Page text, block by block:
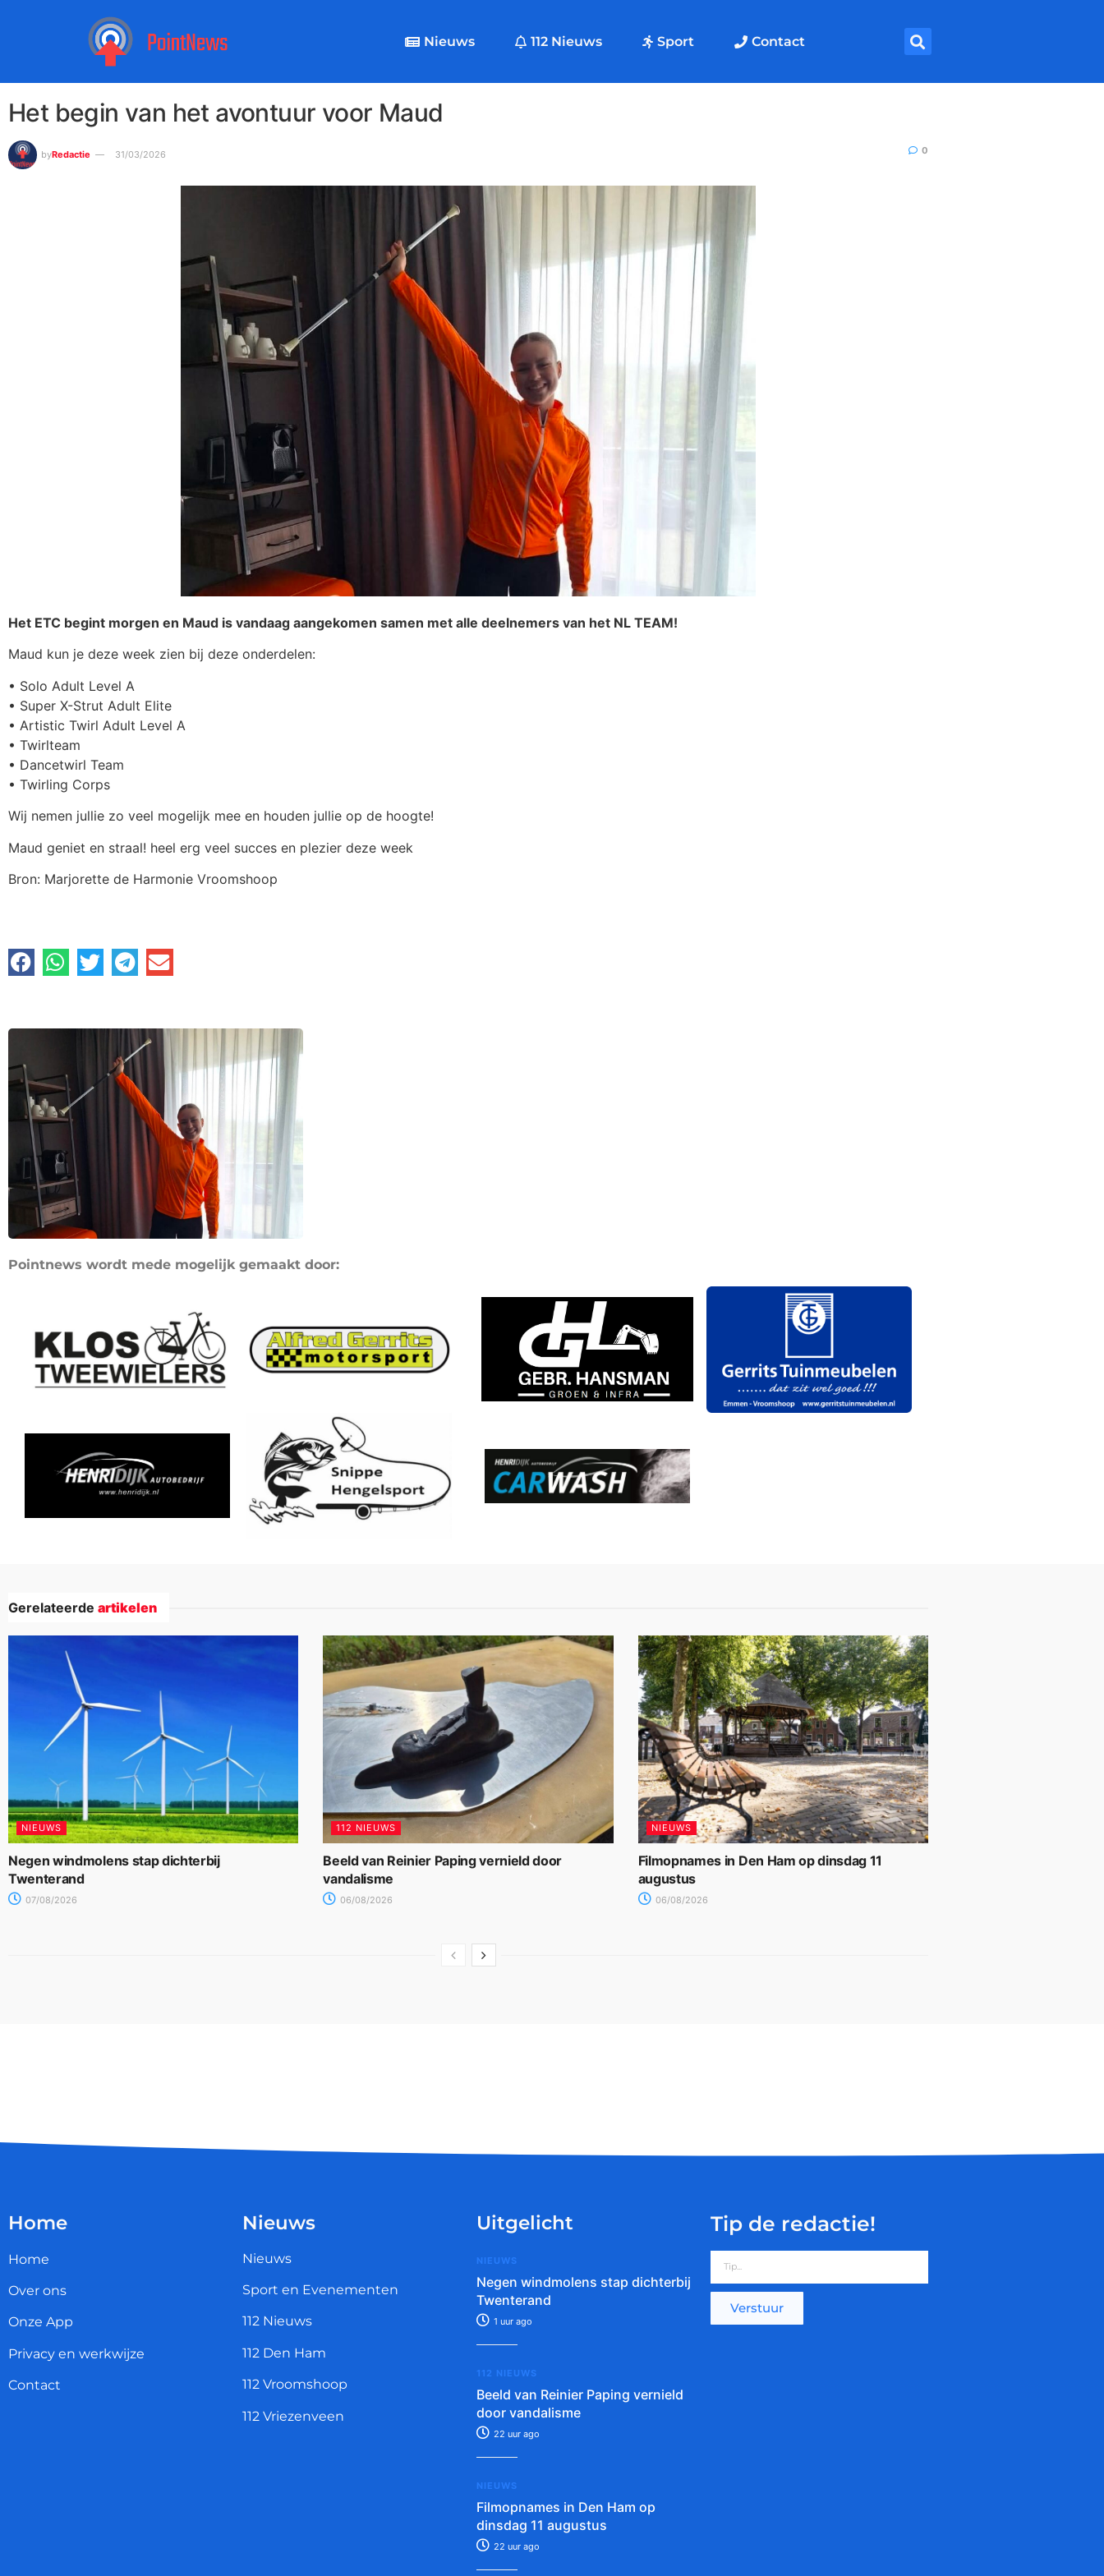
Nieuws 112 Nieuws Sport Contact
Het begin van het avontuur voor Maud
byRedactie 31/03/2026 0
Het ETC begint morgen en Maud is vandaag aangekomen samen met alle deelnemers van het NL TEAM!
Maud kun je deze week zien bij deze onderdelen:
• Solo Adult Level A
• Super X-Strut Adult Elite
• Artistic Twirl Adult Level A
• Twirlteam
• Dancetwirl Team
• Twirling Corps
Wij nemen jullie zo veel mogelijk mee en houden jullie op de hoogte!
Maud geniet en straal! heel erg veel succes en plezier deze week
Bron: Marjorette de Harmonie Vroomshoop
Pointnews wordt mede mogelijk gemaakt door:
Gerelateerde artikelen
NIEUWS
Negen windmolens stap dichterbij
Twenterand
07/08/2026
112 NIEUWS
Beeld van Reinier Paping vernield door
vandalisme
06/08/2026
NIEUWS
Filmopnames in Den Ham op dinsdag 11
augustus
06/08/2026
Home
Home
Over ons
Onze App
Privacy en werkwijze
Contact
Nieuws
Nieuws
Sport en Evenementen
112 Nieuws
112 Den Ham
112 Vroomshoop
112 Vriezenveen
Uitgelicht
NIEUWS
Negen windmolens stap dichterbij
Twenterand
1 uur ago
112 NIEUWS
Beeld van Reinier Paping vernield
door vandalisme
22 uur ago
NIEUWS
Filmopnames in Den Ham op
dinsdag 11 augustus
22 uur ago
Tip de redactie!
Verstuur